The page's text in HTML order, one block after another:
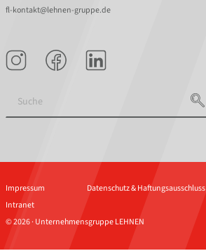
fl-kontakt@lehnen-gruppe.de
Impressum
Datenschutz & Haftungsausschluss
Intranet
© 2026 · Unternehmensgruppe LEHNEN